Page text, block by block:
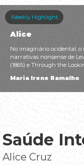
Weekly Highlight
Alice
No imaginário ocidental, o
narrativas nonsense de
(1865) e Through the
Maria Irene Ramalho
Saúde
Alice Cruz